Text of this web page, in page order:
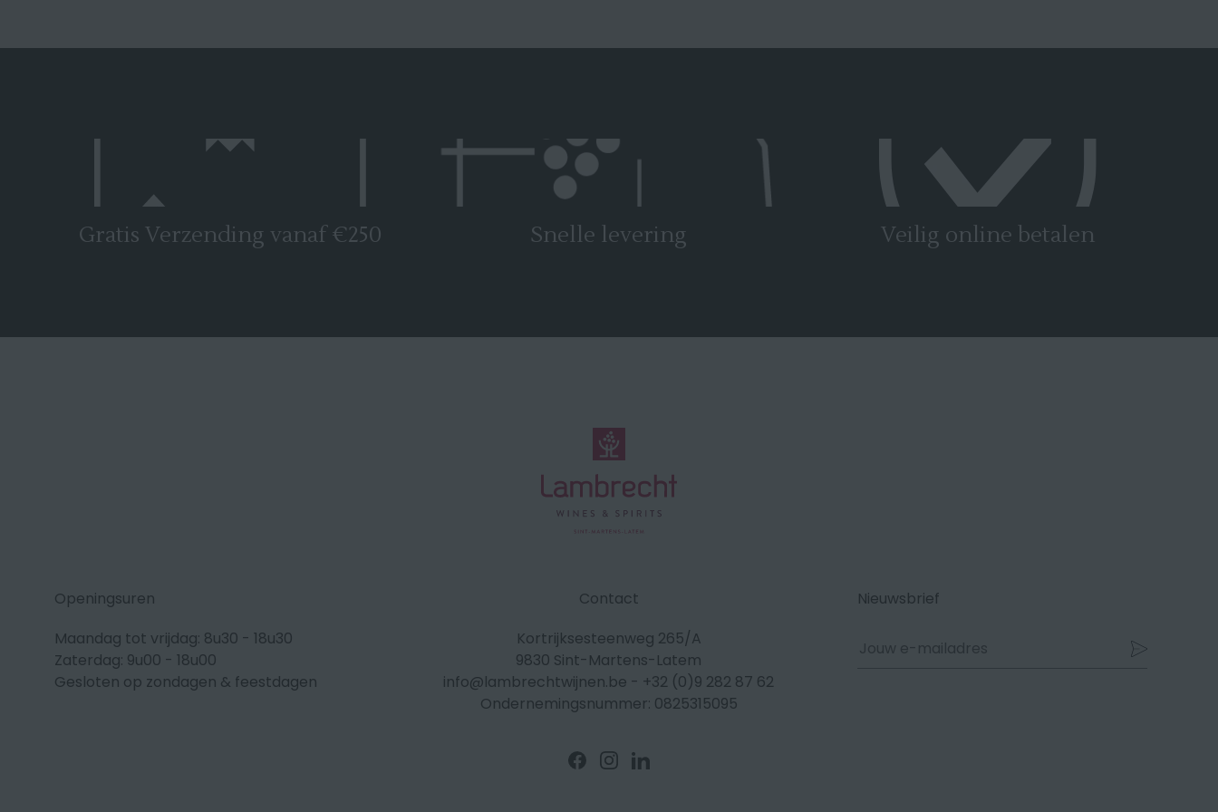
Gratis Verzending vanaf €250 Snelle levering Veilig online betalen
Openingsuren
Maandag tot vrijdag: 8u30 - 18u30
Zaterdag: 9u00 - 18u00
Gesloten op zondagen & feestdagen
Contact
Kortrijksesteenweg 265/A
9830 Sint-Martens-Latem
info@lambrechtwijnen.be - +32 (0)9 282 87 62
Ondernemingsnummer: 0825315095
Volg
ons
Volg
ons
Volg
ons
Nieuwsbrief